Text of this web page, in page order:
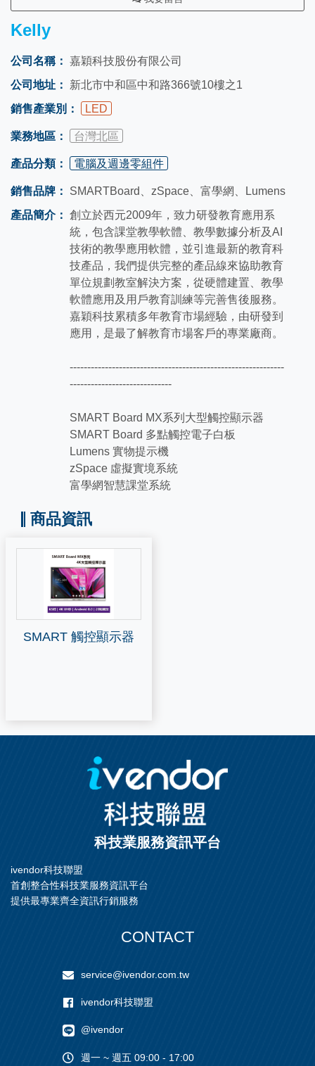
Kelly
公司名稱： 嘉穎科技股份有限公司
公司地址：
新北市中和區中和路366號10樓之1
銷售產業別：
LED
業務地區： 台灣北區
產品分類： 電腦及週邊零組件
銷售品牌：
SMARTBoard、zSpace、富學網、Lumens
產品簡介： 創立於西元2009年，致力研發教育應用系
統，包含課堂教學軟體、教學數據分析及AI
技術的教學應用軟體，並引進最新的教育科
技產品，我們提供完整的產品線來協助教育
單位規劃教室解決方案，從硬體建置、教學
軟體應用及用戶教育訓練等完善售後服務。
嘉穎科技累積多年教育市場經驗，由研發到
應用，是最了解教育市場客戶的專業廠商。
-------------------------------------------------------------
-----------------------------
SMART Board MX系列大型觸控顯示器
SMART Board 多點觸控電子白板
Lumens 實物提示機
zSpace 虛擬實境系統
富學網智慧課堂系統
商品資訊
SMART 觸控顯示器
科技業服務資訊平台
ivendor科技聯盟
首創整合性科技業服務資訊平台
提供最專業齊全資訊行銷服務
CONTACT
service@ivendor.com.tw
ivendor科技聯盟
@ivendor
週一 ~ 週五 09:00 - 17:00